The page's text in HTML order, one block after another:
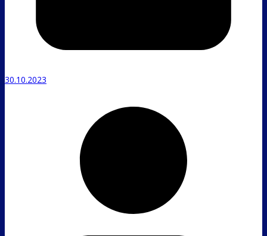
30.10.2023